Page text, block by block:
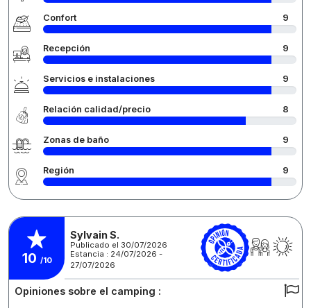
Confort 9
Recepción 9
Servicios e instalaciones 9
Relación calidad/precio 8
Zonas de baño 9
Región 9
10 /10
Sylvain S.
Publicado el 30/07/2026
Estancia : 24/07/2026 -
27/07/2026
Opiniones sobre el camping :